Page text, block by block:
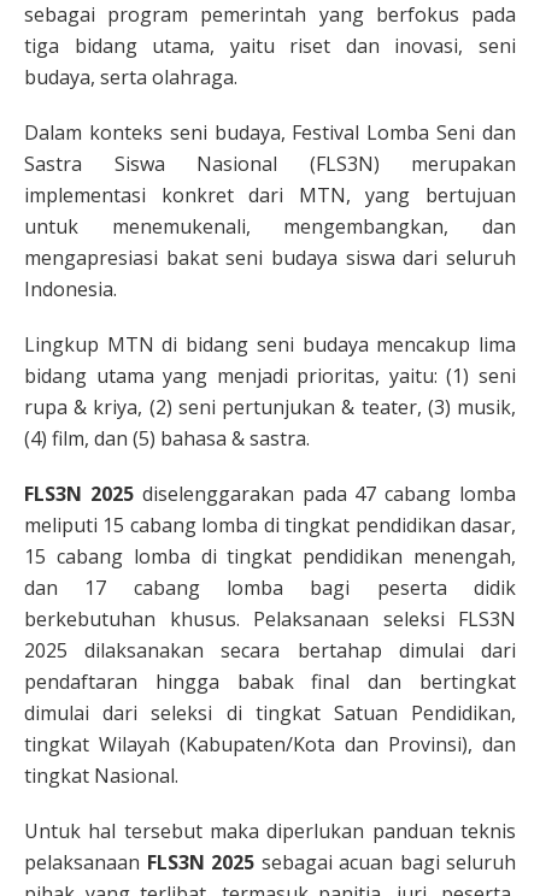
sebagai program pemerintah yang berfokus pada
tiga bidang utama, yaitu riset dan inovasi, seni
budaya, serta olahraga.
Dalam konteks seni budaya, Festival Lomba Seni dan
Sastra Siswa Nasional (FLS3N) merupakan
implementasi konkret dari MTN, yang bertujuan
untuk menemukenali, mengembangkan, dan
mengapresiasi bakat seni budaya siswa dari seluruh
Indonesia.
Lingkup MTN di bidang seni budaya mencakup lima
bidang utama yang menjadi prioritas, yaitu: (1) seni
rupa & kriya, (2) seni pertunjukan & teater, (3) musik,
(4) film, dan (5) bahasa & sastra.
FLS3N 2025diselenggarakan pada 47 cabang lomba
meliputi 15 cabang lomba di tingkat pendidikan dasar,
15 cabang lomba di tingkat pendidikan menengah,
dan 17 cabang lomba bagi peserta didik
berkebutuhan khusus. Pelaksanaan seleksi FLS3N
2025 dilaksanakan secara bertahap dimulai dari
pendaftaran hingga babak final dan bertingkat
dimulai dari seleksi di tingkat Satuan Pendidikan,
tingkat Wilayah (Kabupaten/Kota dan Provinsi), dan
tingkat Nasional.
Untuk hal tersebut maka diperlukan panduan teknis
pelaksanaan FLS3N 2025 sebagai acuan bagi seluruh